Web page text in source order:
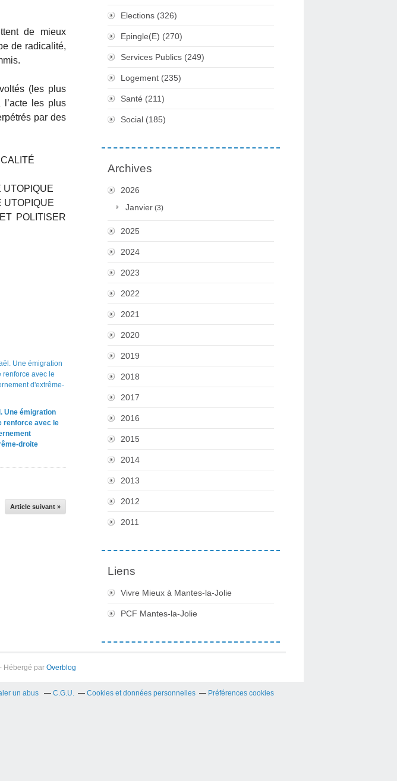
de mieux
de radicalité,
(les plus
les plus
par des
UTOPIQUE
UTOPIQUE
POLITISER
Une émigration
renforce avec le
droite
Article suivant »
Elections (326)
Epingle(e) (270)
Services Publics (249)
Logement (235)
Santé (211)
Social (185)
Archives
2026
Janvier (3)
2025
2024
2023
2022
2021
2020
2019
2018
2017
2016
2015
2014
2013
2012
2011
Liens
Vivre Mieux à Mantes-la-Jolie
PCF Mantes-la-Jolie
Hébergé par Overblog
un abus C.G.U. Cookies et données personnelles Préférences cookies